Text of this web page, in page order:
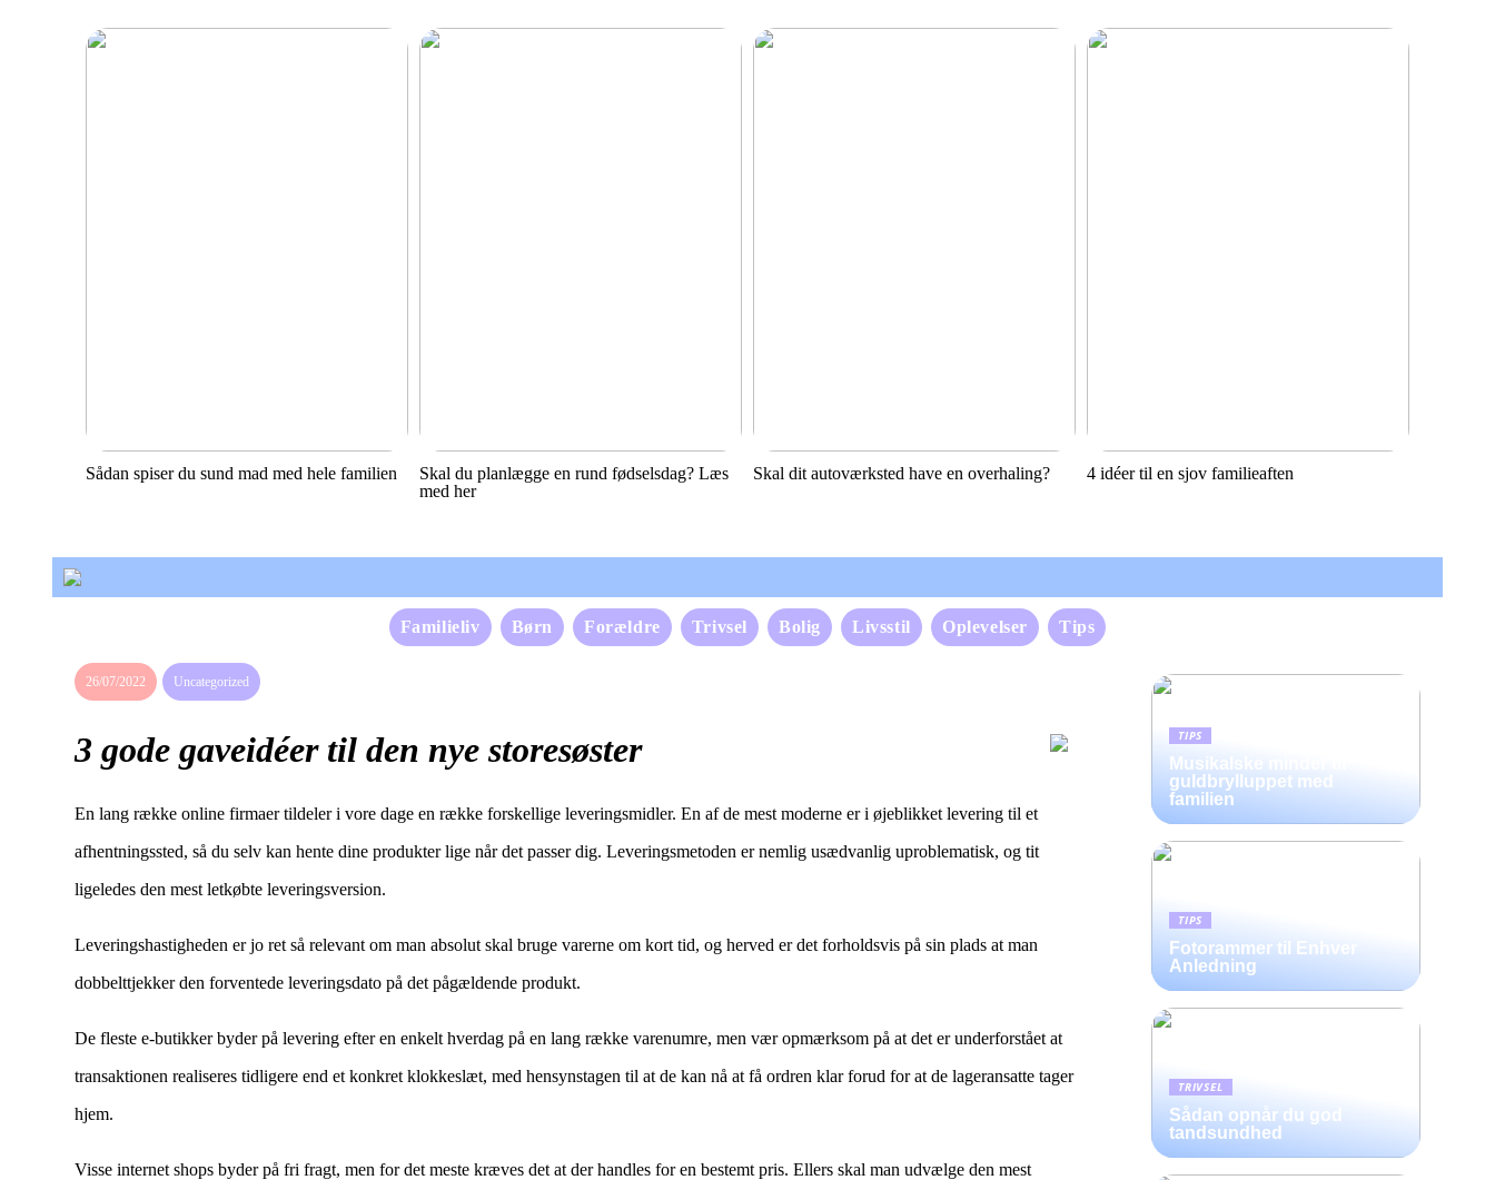
Sådan spiser du sund mad med hele familien
Skal du planlægge en rund fødselsdag? Læs
med her
Skal dit autoværksted have en overhaling? 4 idéer til en sjov familieaften
Familieliv Børn Forældre Trivsel Bolig Livsstil Oplevelser Tips
26/07/2022 Uncategorized
3 gode gaveidéer til den nye storesøster
En lang række online firmaer tildeler i vore dage en række forskellige leveringsmidler. En af de mest moderne er i øjeblikket levering til et
afhentningssted, så du selv kan hente dine produkter lige når det passer dig. Leveringsmetoden er nemlig usædvanlig uproblematisk, og tit
ligeledes den mest letkøbte leveringsversion.
Leveringshastigheden er jo ret så relevant om man absolut skal bruge varerne om kort tid, og herved er det forholdsvis på sin plads at man
dobbelttjekker den forventede leveringsdato på det pågældende produkt.
De fleste e-butikker byder på levering efter en enkelt hverdag på en lang række varenumre, men vær opmærksom på at det er underforstået at
transaktionen realiseres tidligere end et konkret klokkeslæt, med hensynstagen til at de kan nå at få ordren klar forud for at de lageransatte tager
hjem.
Visse internet shops byder på fri fragt, men for det meste kræves det at der handles for en bestemt pris. Ellers skal man udvælge den mest
TIPS
Musikalske minder til
guldbrylluppet med
familien
TIPS
Fotorammer til Enhver
Anledning
TRIVSEL
Sådan opnår du god
tandsundhed